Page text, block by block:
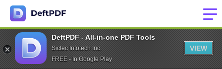
DeftPDF - All-in-one PDF Tools
Sictec Infotech Inc.
FREE - In Google Play
VIEW